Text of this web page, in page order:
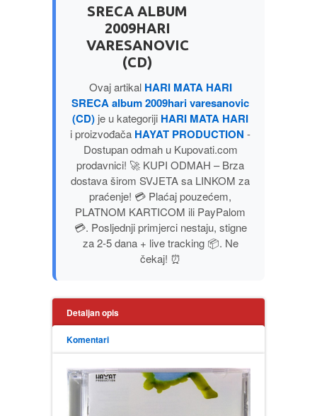
POPULARNA PSIHOLOGIJA
PUBLICISTIKA
PUTOPISI
STRIP
TEORIJE ZAVERE
TRILERI
UMETNOST
SRECA ALBUM
2009HARI
VARESANOVIC
(CD)
Ovaj artikal HARI MATA HARI
SRECA album 2009hari varesanovic
(CD) je u kategoriji HARI MATA HARI
i proizvođača HAYAT PRODUCTION -
Dostupan odmah u Kupovati.com
prodavnici! 🚀 KUPI ODMAH – Brza
dostava širom SVJETA sa LINKOM za
praćenje! 💳 Plaćaj pouzećem,
PLATNOM KARTICOM ili PayPalom
💳. Posljednji primjerci nestaju, stigne
za 2-5 dana + live tracking 📦. Ne
čekaj! ⏰
Detaljan opis
Komentari